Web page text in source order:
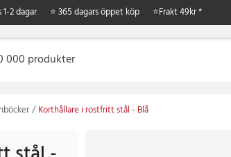
1-2 dagar ⭐ 365 dagars öppet köp ⭐Frakt 49kr *
Korthållare i rostfritt stål - Blå